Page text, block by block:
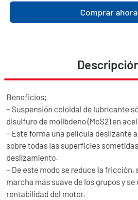
Comprar ahora
Beneficios;
– Suspensión coloidal de lubricante
disulfuro de molibdeno (MoS2) en
– Este forma una película deslizante
sobre todas las superficies
deslizamiento.
– De este modo se reduce la fricción,
marcha más suave de los grupos y
rentabilidad del motor.